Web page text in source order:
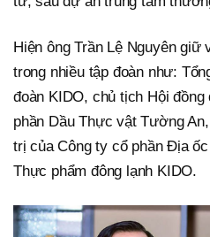
Hiện ông Trần Lệ Nguyên
trong nhiều tập đoàn như:
đoàn KIDO, chủ tịch Hội
phần Dầu Thực vật Tường
trị của Công ty cổ phần Địa
Thực phẩm đông lạnh KIDO.